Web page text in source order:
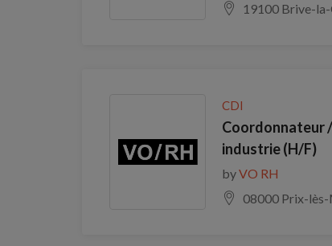
19100 Brive-
CDI
Coordonnateur
industrie (H/F)
byVO RH
08000 Prix-